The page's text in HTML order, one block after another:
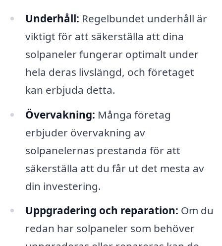
Underhåll: Regelbundet underhåll är
viktigt för att säkerställa att dina
solpaneler fungerar optimalt under
hela deras livslängd, och företaget
kan erbjuda detta.
Övervakning: Många företag
erbjuder övervakning av
solpanelernas prestanda för att
säkerställa att du får ut det mesta av
din investering.
Uppgradering och reparation: Om du
redan har solpaneler som behöver